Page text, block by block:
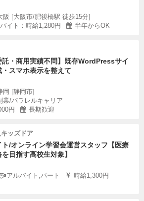
阪 [大阪市/肥後橋駅 徒歩15分]
イト：時給1,280円 半年からOK
託・商用実績不問】既存WordPressサイ
・スマホ表示を整えて
岡 [静岡市]
業/パラレルキャリア
円
長期歓迎
ッズドア
ト/オンライン学習会運営スタッフ【医療
目指す高校生対象】
アルバイト,パート
時給1,300円